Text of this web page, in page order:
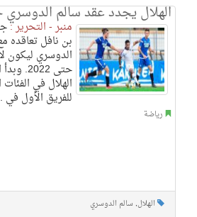
الهلال يجدد عقد سالم الدوسري
منبر - التحرير :
بن نافل تعاقده
الدوسري ليكون
حتى
الهلال في
للفريق الأول في
رياضة
الهلال, سالم الدوسري